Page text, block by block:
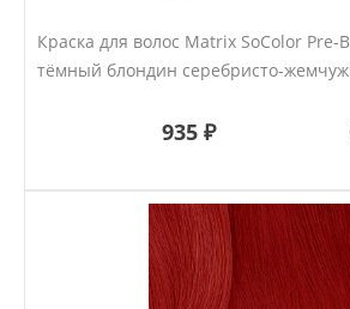
Краска для волос Matrix SoColor Pre-
тёмный блондин серебристо-
935 ₽